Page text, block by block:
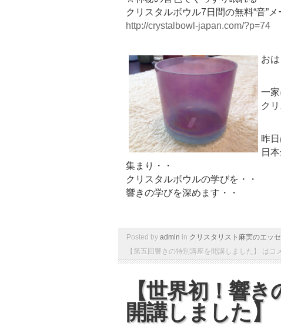
クリスタルボウル7日間の無料“音”
http://crystalbowl-japan.com/?p=74
お
一
ク
昨
日
集まり・・
クリスタルボウルの学びを・・
響きの学びを深めます・・
Posted by admin in クリスタリスト麻実のエッ
【第五回響きの特別講座を開講しました】 は コ
【世界初！響
開講しました】